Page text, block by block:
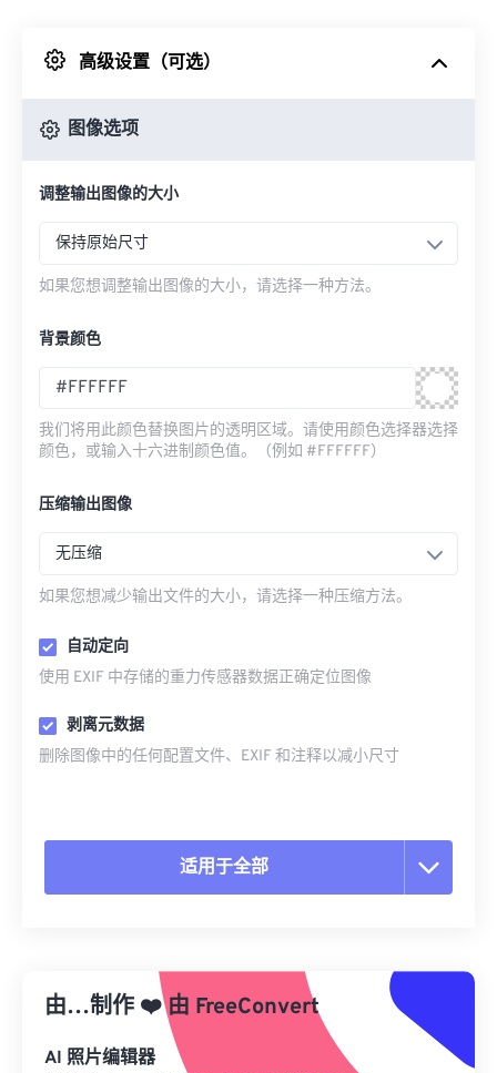
来自 Google Drive
高级设置（可选）
图像选项
调整输出图像的大小
保持原始尺寸
如果您想调整输出图像的大小，请选择一种方法。
背景颜色
我们将用此颜色替换图片的透明区域。请使用颜色选择器选择
颜色，或输入十六进制颜色值。（例如 #FFFFFF）
压缩输出图像
无压缩
如果您想减少输出文件的大小，请选择一种压缩方法。
自动定向
使用 EXIF 中存储的重力传感器数据正确定位图像
剥离元数据
删除图像中的任何配置文件、EXIF 和注释以减小尺寸
适用于全部
从预设应用
另存为预设
由…制作 ❤️由 FreeConvert
AI 照片编辑器